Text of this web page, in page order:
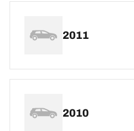
2011
2010